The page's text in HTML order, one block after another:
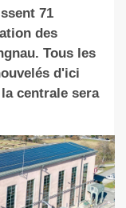
71
des
Tous les
d'ici
centrale sera